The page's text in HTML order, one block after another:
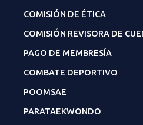
COMISIÓN DE ÉTICA
COMISIÓN REVISORA DE
PAGO DE MEMBRESÍA
COMBATE DEPORTIVO
POOMSAE
PARATAEKWONDO